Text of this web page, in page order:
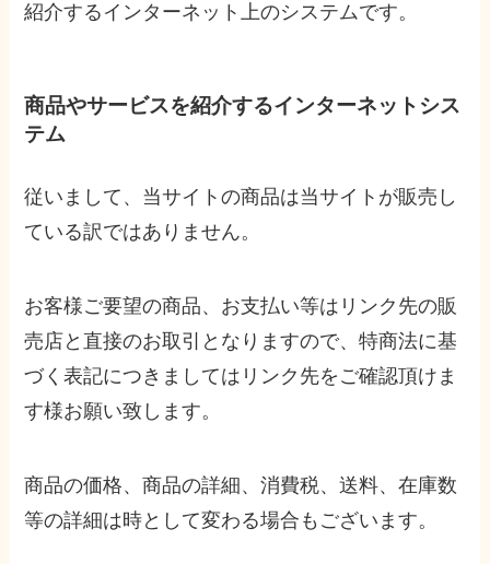
紹介するインターネット上のシステムです。
商品やサービスを紹介するインターネットシス
テム
従いまして、当サイトの商品は当サイトが販売し
ている訳ではありません。
お客様ご要望の商品、お支払い等はリンク先の販
売店と直接のお取引となりますので、特商法に基
づく表記につきましてはリンク先をご確認頂けま
す様お願い致します。
商品の価格、商品の詳細、消費税、送料、在庫数
等の詳細は時として変わる場合もございます。